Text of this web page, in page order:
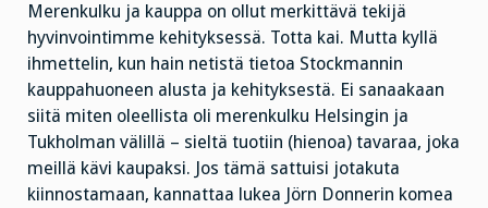
Merenkulku ja kauppa on ollut merkittävä tekijä
hyvinvointimme kehityksessä. Totta kai. Mutta kyllä
ihmettelin, kun hain netistä tietoa Stockmannin
kauppahuoneen alusta ja kehityksestä. Ei sanaakaan
siitä miten oleellista oli merenkulku Helsingin ja
Tukholman välillä – sieltä tuotiin (hienoa) tavaraa, joka
meillä kävi kaupaksi. Jos tämä sattuisi jotakuta
kiinnostamaan, kannattaa lukea Jörn Donnerin komea